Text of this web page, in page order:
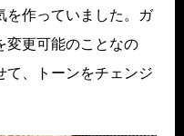
を作っていました。ガ
変更可能のことなの
て、トーンをチェンジ